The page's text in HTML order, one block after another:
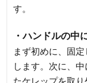
す。
・ハンドルの中
まず初めに、固
します。次に、
たケレップを取